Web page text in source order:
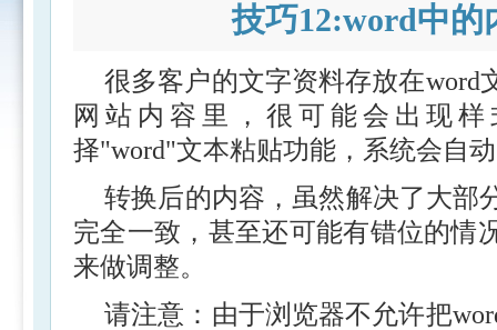
技巧12:word中的
很多客户的文字资料存放在word
网站内容里，很可能会出现
择"word"文本粘贴功能，系统会自
转换后的内容，虽然解决了大部
完全一致，甚至还可能有错位的情
来做调整。
请注意：由于浏览器不允许把